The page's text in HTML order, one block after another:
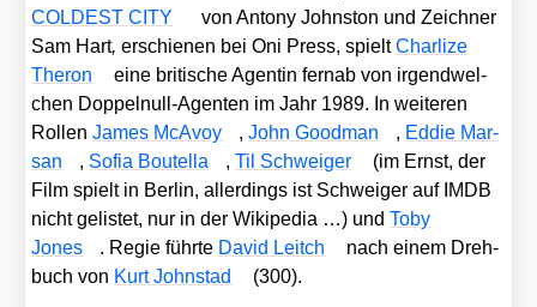
COLDEST CITY
von Ant­o­ny John­s­ton und Zeich­ner
Sam Hart, erschie­nen bei Oni Press, spieltChar­li­ze
The­ron
eine bri­ti­sche Agen­tin fern­ab von irgend­wel­
chen Dop­pel­null-Agen­ten im Jahr 1989. In wei­te­ren
Rol­lenJames McA­voy ,John Good­man , Eddie Mar­
san
, Sofia Bou­tel­la ,Til Schwei­ger
(im Ernst, der
Film spielt in Ber­lin, aller­dings ist Schwei­ger auf IMDB
nicht gelis­tet, nur in der Wiki­pe­dia …) undToby
Jones
. Regie führ­te David Leitch
nach einem Dreh­
buch von Kurt John­stad (300).